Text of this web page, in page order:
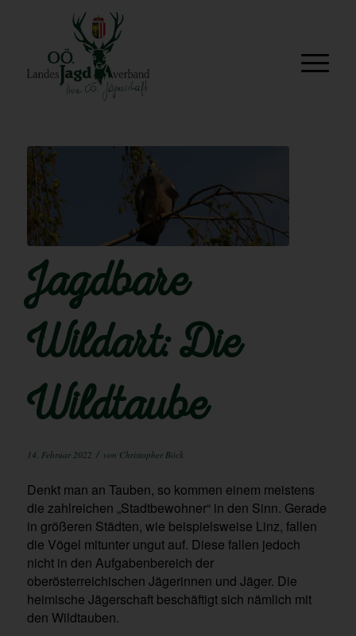
Jagdbare
Wildart: Die
Wildtaube
14. Februar 2022 / von Christopher Böck
Denkt man an Tauben, so kommen einem meistens
die zahlreichen „Stadtbewohner“ in den Sinn. Gerade
in größeren Städten, wie beispielsweise Linz, fallen
die Vögel mitunter ungut auf. Diese fallen jedoch
nicht in den Aufgabenbereich der
oberösterreichischen Jägerinnen und Jäger. Die
heimische Jägerschaft beschäftigt sich nämlich mit
den Wildtauben.